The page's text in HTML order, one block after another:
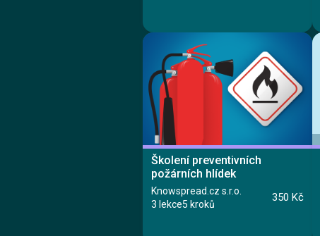
Lekce 1: Úvod
Lekce 2: Základní principy úhrad akutní lůžkové
péče
Školení preventivních
požárních hlídek
Knowspread.cz s.r.o.
3 lekce5 kroků
350 Kč